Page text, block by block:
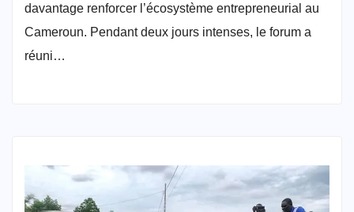
davantage renforcer l’écosystème entrepreneurial au
Cameroun. Pendant deux jours intenses, le forum a
réuni…